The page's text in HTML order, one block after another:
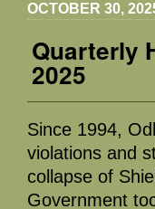
OCTOBER 30,
Quarterly
2025
Since 1994,
violations and
collapse of
Government